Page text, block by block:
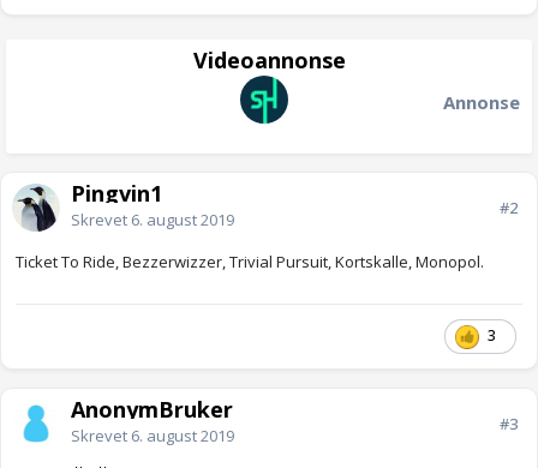
Videoannonse
Annonse
Pingvin1
Skrevet 6. august 2019
#2
Ticket To Ride, Bezzerwizzer, Trivial Pursuit, Kortskalle, Monopol.
3
AnonymBruker
Skrevet 6. august 2019
#3